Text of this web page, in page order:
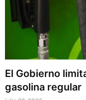
El Gobierno
gasolina regular